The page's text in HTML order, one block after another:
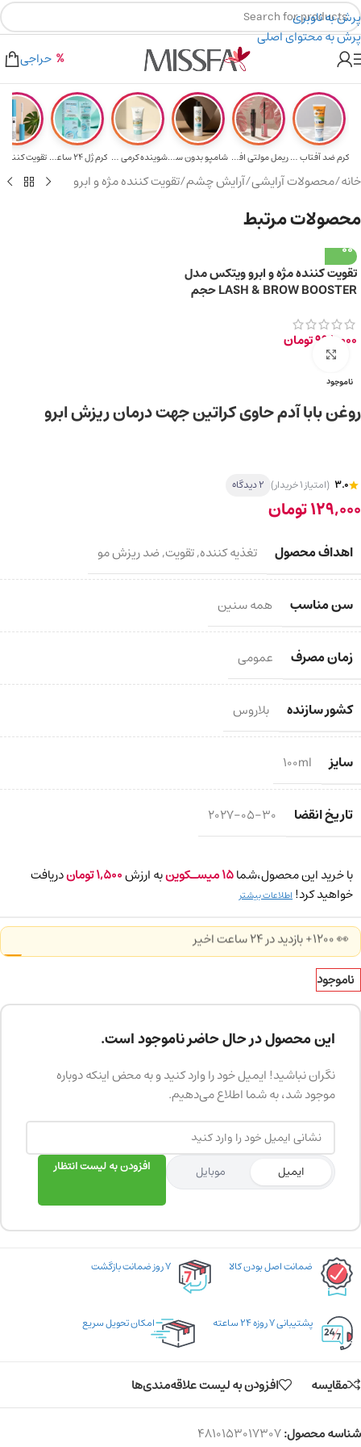
پرش به ناوبری
پرش به محتوای اصلی
۲٪ تخفیف روی سبد خرید برای روش کارت به کارت
هدیه برای خرید های بالای ۵ میلیون تومن
حراجی
کرم ضد آفتاب حا... ریمل مولتی افکت... شامپو بدون سولف... شوینده کرمی صور... کرم ژل ۲۴ ساعته... تقویت‌ کننده
خانه/محصولات آرایشی/آرایش چشم/تقویت کننده مژه و ابرو
محصولات مرتبط
تقویت‌ کننده مژه و ابرو ویتکس مدل
LASH & BROW BOOSTER حجم
998,000تومان
ناموجود
برای بزرگ‌نمایی کلیک کنید
روغن بابا آدم حاوی کراتین جهت درمان ریزش ابرو
3.0 (امتیاز 1 خریدار) 2 دیدگاه
129,000تومان
اهداف محصول تغذیه کننده,تقویت,ضد ریزش مو
سن مناسب همه سنین
زمان مصرف عمومی
کشور سازنده بلاروس
سایز 100ml
تاریخ انقضا 2027-05-30
با خرید این محصول،شما15میسـکوینبه ارزش1,500توماندریافت
خواهید کرد! اطلاعات بیشتر
👀 1200+ بازدید در ۲۴ ساعت اخیر
ناموجود
این محصول در حال حاضر ناموجود است.
نگران نباشید! ایمیل خود را وارد کنید و به محض اینکه دوباره
موجود شد، به شما اطلاع می‌دهیم.
ایمیل موبایل افزودن به لیست انتظار
ضمانت اصل بودن کالا ۷ روز ضمانت بازگشت
پشتیبانی ۷ روزه ۲۴ ساعته امکان تحویل سریع
مقایسه افزودن به لیست علاقه‌مندی‌ها
شناسه محصول:4810153017307